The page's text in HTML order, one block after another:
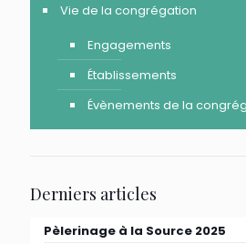
Vie de la congrégation
Engagements
Établissements
Évènements de la
Derniers articles
Pèlerinage à la Source 2025